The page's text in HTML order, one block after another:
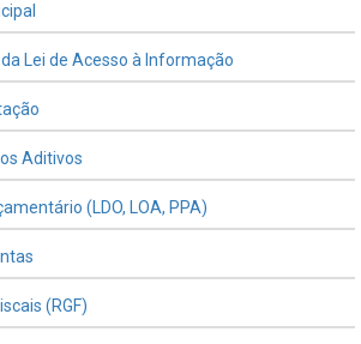
Lei de Acesso à Informação
Aditivos
(LDO, LOA, PPA)
(RGF)